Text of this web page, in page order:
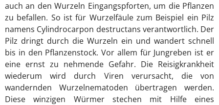
auch an den Wurzeln Eingangspforten, um die Pflanzen
zu befallen. So ist für Wurzelfäule zum Beispiel ein Pilz
namens Cylindrocarpon destructans verantwortlich. Der
Pilz dringt durch die Wurzeln ein und wandert schnell
bis in den Pflanzenstock. Vor allem für Jungreben ist er
eine ernst zu nehmende Gefahr. Die Reisigkrankheit
wiederum wird durch Viren verursacht, die von
wandernden Wurzelnematoden übertragen werden.
Diese winzigen Würmer stechen mit Hilfe eines